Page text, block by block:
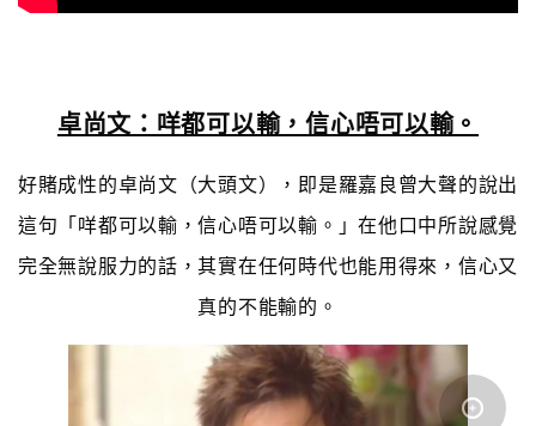
卓尚文：咩都可以輸，信心唔可以輸。
好賭成性的卓尚文（大頭文），即是羅嘉良曾大聲的說出
這句「咩都可以輸，信心唔可以輸。」在他口中所說感覺
完全無說服力的話，其實在任何時代也能用得來，信心又
真的不能輸的。